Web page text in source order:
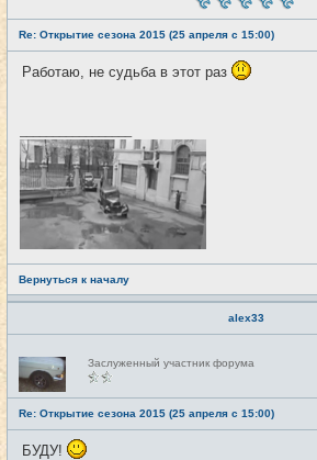
е
т
и
Re: Открытие сезона 2015 (25 апреля с 15:00)
Работаю, не судьба в этот раз
Вернуться к началу
alex33
Н
е
в
с
е
т
и
Заслуженный участник форума
Re: Открытие сезона 2015 (25 апреля с 15:00)
БУДУ!